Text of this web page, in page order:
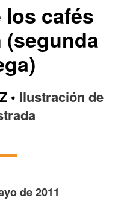
cafés
(segunda
• Ilustración de
de 2011